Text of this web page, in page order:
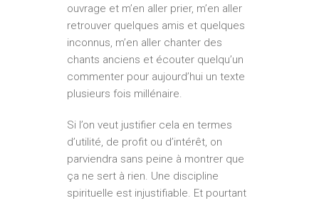
ouvrage et m’en aller prier, m’en aller
retrouver quelques amis et quelques
inconnus, m’en aller chanter des
chants anciens et écouter quelqu’un
commenter pour aujourd’hui un texte
plusieurs fois millénaire.
Si l’on veut justifier cela en termes
d’utilité, de profit ou d’intérêt, on
parviendra sans peine à montrer que
ça ne sert à rien. Une discipline
spirituelle est injustifiable. Et pourtant